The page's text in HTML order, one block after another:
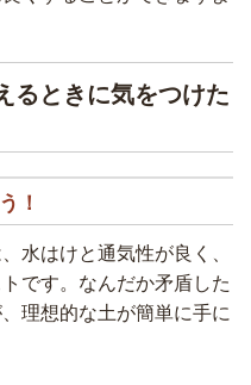
るときに気をつけた
！
水はけと通気性が良く、
です。なんだか矛盾した
理想的な土が簡単に手に